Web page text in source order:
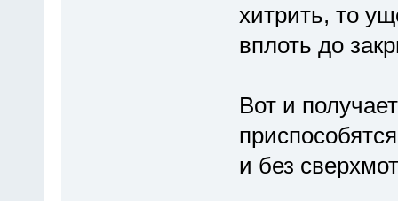
хитрить, то
вплоть до
Вот и
и без